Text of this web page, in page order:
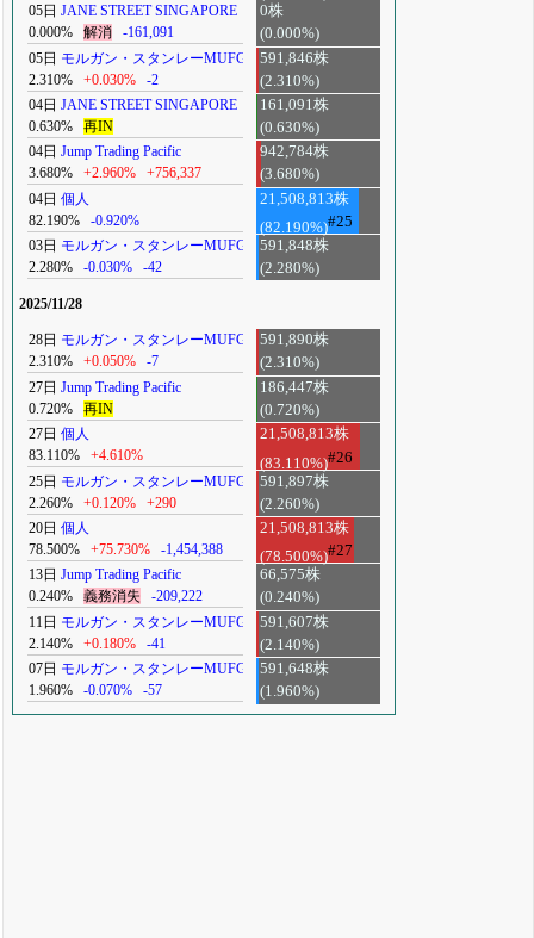
05日 JANE STREET SINGAPORE
0.000%
解消 -161,091
0株
(0.000%)
05日 モルガン・スタンレーMUFG
2.310%
+0.030% -2
591,846株
(2.310%)
04日 JANE STREET SINGAPORE
0.630%
再IN
161,091株
(0.630%)
04日 Jump Trading Pacific
3.680%
+2.960% +756,337
942,784株
(3.680%)
04日 個人
82.190%
-0.920%
21,508,813株
(82.190%)#25
03日 モルガン・スタンレーMUFG
2.280%
-0.030% -42
591,848株
(2.280%)
2025/11/28
28日 モルガン・スタンレーMUFG
2.310%
+0.050% -7
591,890株
(2.310%)
27日 Jump Trading Pacific
0.720%
再IN
186,447株
(0.720%)
27日 個人
83.110%
+4.610%
21,508,813株
(83.110%)#26
25日 モルガン・スタンレーMUFG
2.260%
+0.120% +290
591,897株
(2.260%)
20日 個人
78.500%
+75.730% -1,454,388
21,508,813株
(78.500%)#27
13日 Jump Trading Pacific
0.240%
義務消失 -209,222
66,575株
(0.240%)
11日 モルガン・スタンレーMUFG
2.140%
+0.180% -41
591,607株
(2.140%)
07日 モルガン・スタンレーMUFG
1.960%
-0.070% -57
591,648株
(1.960%)